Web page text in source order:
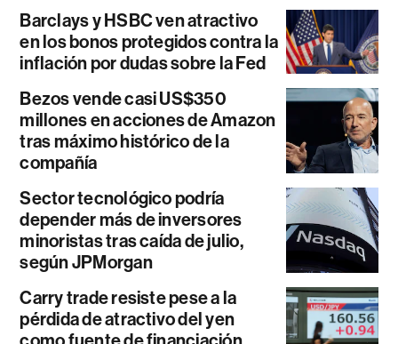
Barclays y HSBC ven atractivo
en los bonos protegidos contra la
inflación por dudas sobre la Fed
Bezos vende casi US$350
millones en acciones de Amazon
tras máximo histórico de la
compañía
Sector tecnológico podría
depender más de inversores
minoristas tras caída de julio,
según JPMorgan
Carry trade resiste pese a la
pérdida de atractivo del yen